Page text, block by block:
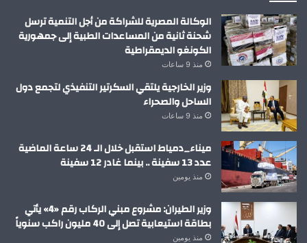
الوكالة المصرية للشراكة من أجل التنمية ترسل
شحنة ثانية من المساعدات الطبية إلى جمهورية
الكونغو الديمقراطية
منذ 9 ساعات
وزير الخارجية يلتقي السكرتير التنفيذي لتجمع دول
الساحل والصحراء
منذ 9 ساعات
ميناء_دمياط استقبل خلال الـ 24 ساعة الماضية
عدد 13 سفينة .. بينما غادر 12 سفينة
منذ يومين
وزير الطيران: مشروع مبني الركاب رقم «4» يأتي
بطاقة استيعابية تصل إلى 40 مليون راكب سنوياً
منذ يومين